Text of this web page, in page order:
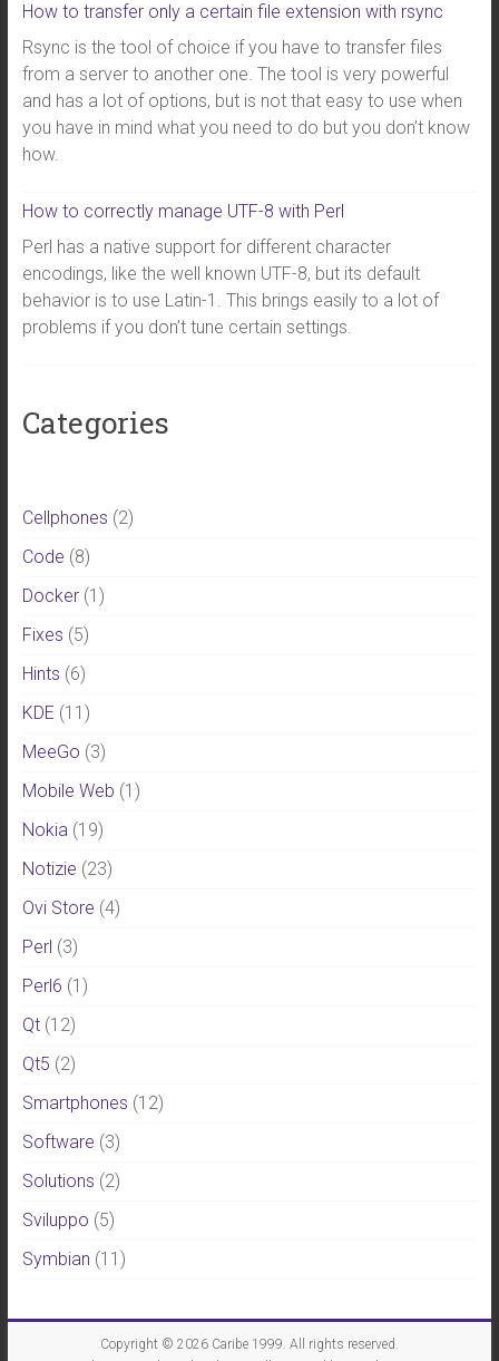
How to transfer only a certain file extension with rsync
Rsync is the tool of choice if you have to transfer files
from a server to another one. The tool is very powerful
and has a lot of options, but is not that easy to use when
you have in mind what you need to do but you don’t know
how.
How to correctly manage UTF-8 with Perl
Perl has a native support for different character
encodings, like the well known UTF-8, but its default
behavior is to use Latin-1. This brings easily to a lot of
problems if you don’t tune certain settings.
Categories
Cellphones (2)
Code (8)
Docker(1)
Fixes (5)
Hints (6)
KDE (11)
MeeGo (3)
Mobile Web (1)
Nokia(19)
Notizie (23)
Ovi Store (4)
Perl (3)
Perl6 (1)
Qt(12)
Qt5 (2)
Smartphones (12)
Software (3)
Solutions (2)
Sviluppo (5)
Symbian (11)
Copyright © 2026 Caribe 1999. All rights reserved.